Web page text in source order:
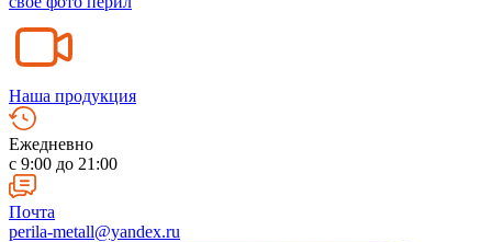
Наша продукция
Ежедневно
c 9:00 до 21:00
Почта
perila-metall@yandex.ru